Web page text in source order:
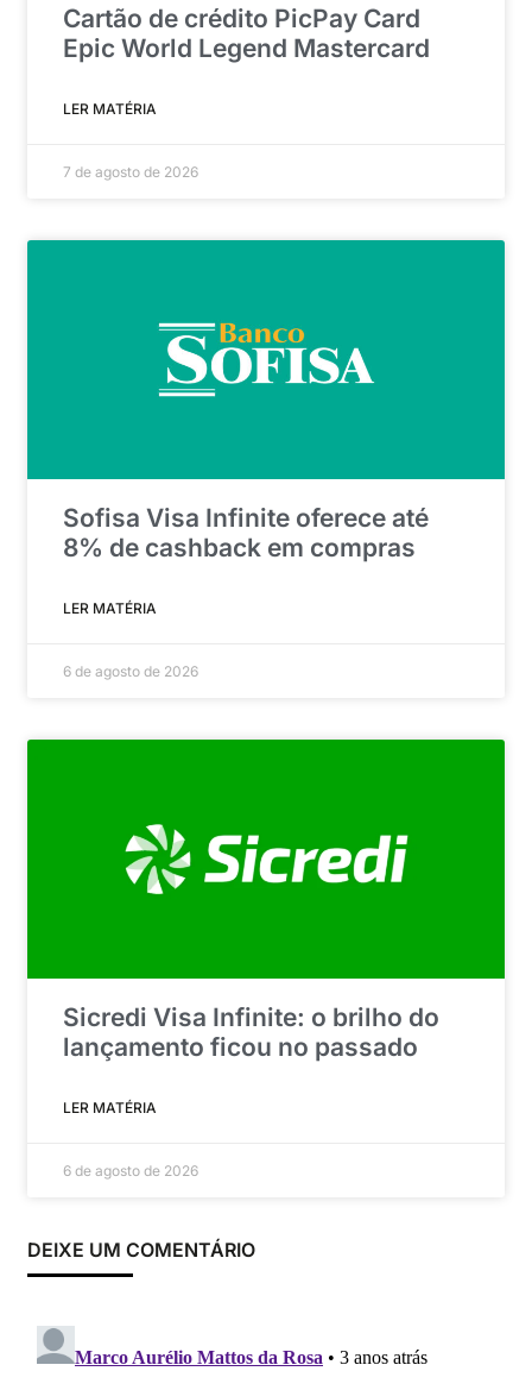
Cartão de crédito PicPay Card
Epic World Legend Mastercard
LER MATÉRIA
7 de agosto de 2026
Sofisa Visa Infinite oferece até
8% de cashback em compras
LER MATÉRIA
6 de agosto de 2026
Sicredi Visa Infinite: o brilho do
lançamento ficou no passado
LER MATÉRIA
6 de agosto de 2026
DEIXE UM COMENTÁRIO